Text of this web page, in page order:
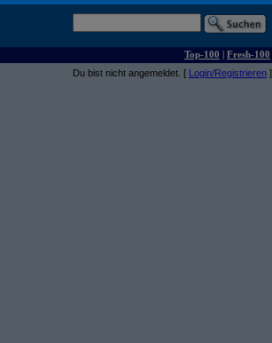
Top-100 | Fresh-100
Du bist nicht angemeldet. [ Login/Registrieren ]